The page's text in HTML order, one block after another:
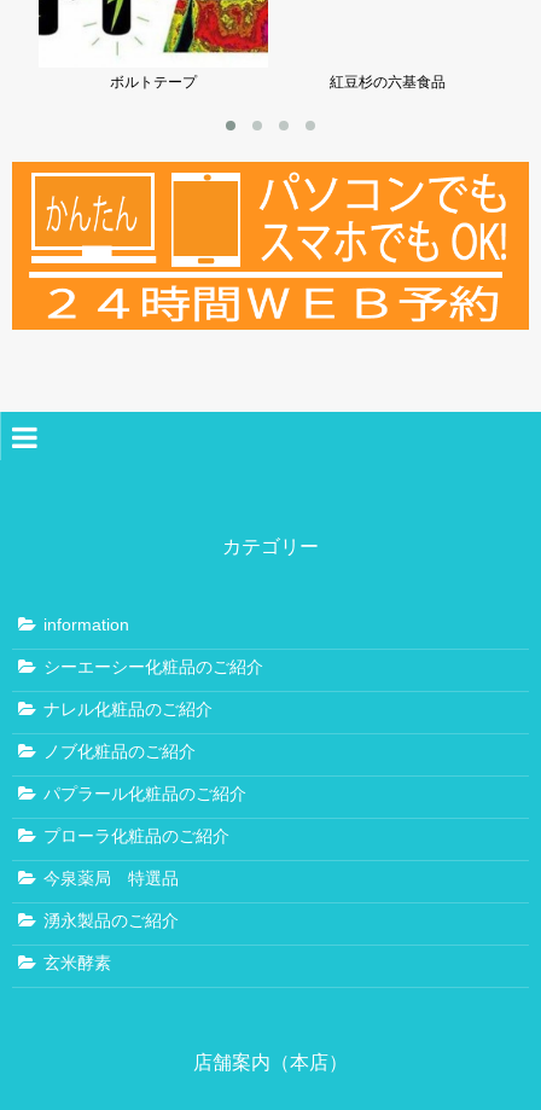
ボルトテープ 紅豆杉の六基食品
小城本店
鍋島アーガス店
プライバシーポリシー
健康相談
健康相談
認知症改善プログラム
当店流ダイエット
薬と健康のお問合せ
子宝相談
子宝相談
カテゴリー
information
シーエーシー化粧品のご紹介
ナレル化粧品のご紹介
ノブ化粧品のご紹介
パプラール化粧品のご紹介
プローラ化粧品のご紹介
今泉薬局 特選品
湧永製品のご紹介
玄米酵素
店舗案内（本店）